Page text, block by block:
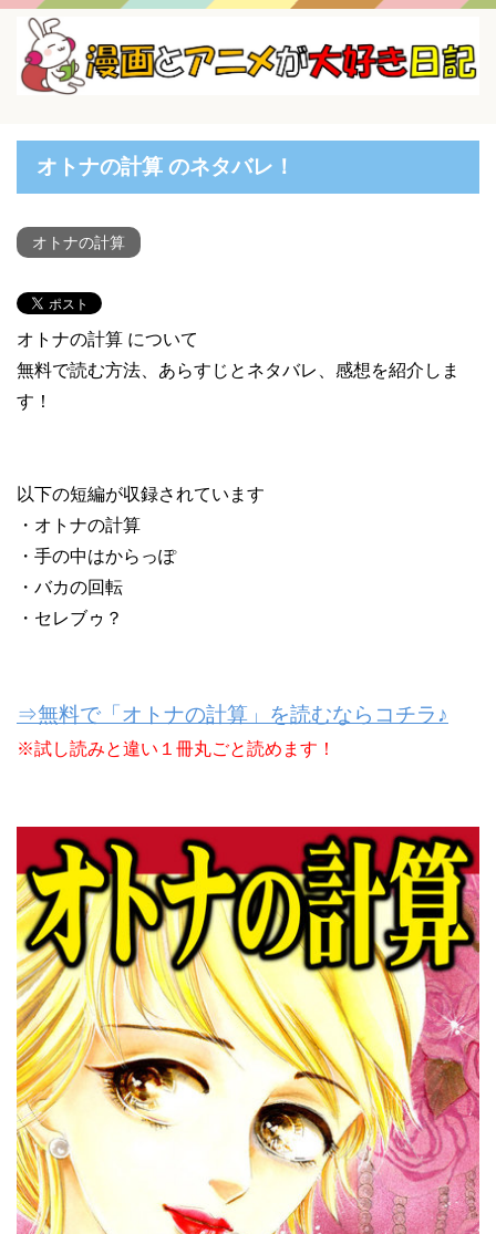
オトナの計算 のネタバレ！
オトナの計算
オトナの計算 について
無料で読む方法、あらすじとネタバレ、感想を紹介しま
す！
以下の短編が収録されています
・オトナの計算
・手の中はからっぽ
・バカの回転
・セレブゥ？
⇒無料で「オトナの計算」を読むならコチラ♪
※試し読みと違い１冊丸ごと読めます！